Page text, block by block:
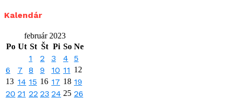
Kalendár
február 2023
Po Ut St Št Pi So Ne
1 2 3 4
5
6
7 8 9 10 11 12
13 14 15 16 17 18 19
20 21 22 23 24 25 26